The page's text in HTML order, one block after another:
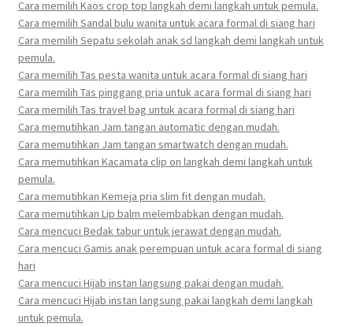
Cara memilih Kaos crop top langkah demi langkah untuk pemula.
Cara memilih Sandal bulu wanita untuk acara formal di siang hari
Cara memilih Sepatu sekolah anak sd langkah demi langkah untuk
pemula.
Cara memilih Tas pesta wanita untuk acara formal di siang hari
Cara memilih Tas pinggang pria untuk acara formal di siang hari
Cara memilih Tas travel bag untuk acara formal di siang hari
Cara memutihkan Jam tangan automatic dengan mudah.
Cara memutihkan Jam tangan smartwatch dengan mudah.
Cara memutihkan Kacamata clip on langkah demi langkah untuk
pemula.
Cara memutihkan Kemeja pria slim fit dengan mudah.
Cara memutihkan Lip balm melembabkan dengan mudah.
Cara mencuci Bedak tabur untuk jerawat dengan mudah.
Cara mencuci Gamis anak perempuan untuk acara formal di siang
hari
Cara mencuci Hijab instan langsung pakai dengan mudah.
Cara mencuci Hijab instan langsung pakai langkah demi langkah
untuk pemula.